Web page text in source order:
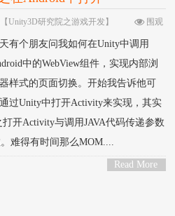
）
【Unity3D研究院之游戏开发】
围观
有个朋友问我如何在Unity中调用
中的WebView组件，实现内部浏
样式的页面切换。开始我告诉他可
过Unity中打开Activity来实现，其实
开Activity与调用JAVA代码传递参数
难得有时间那么MOM....
Read More